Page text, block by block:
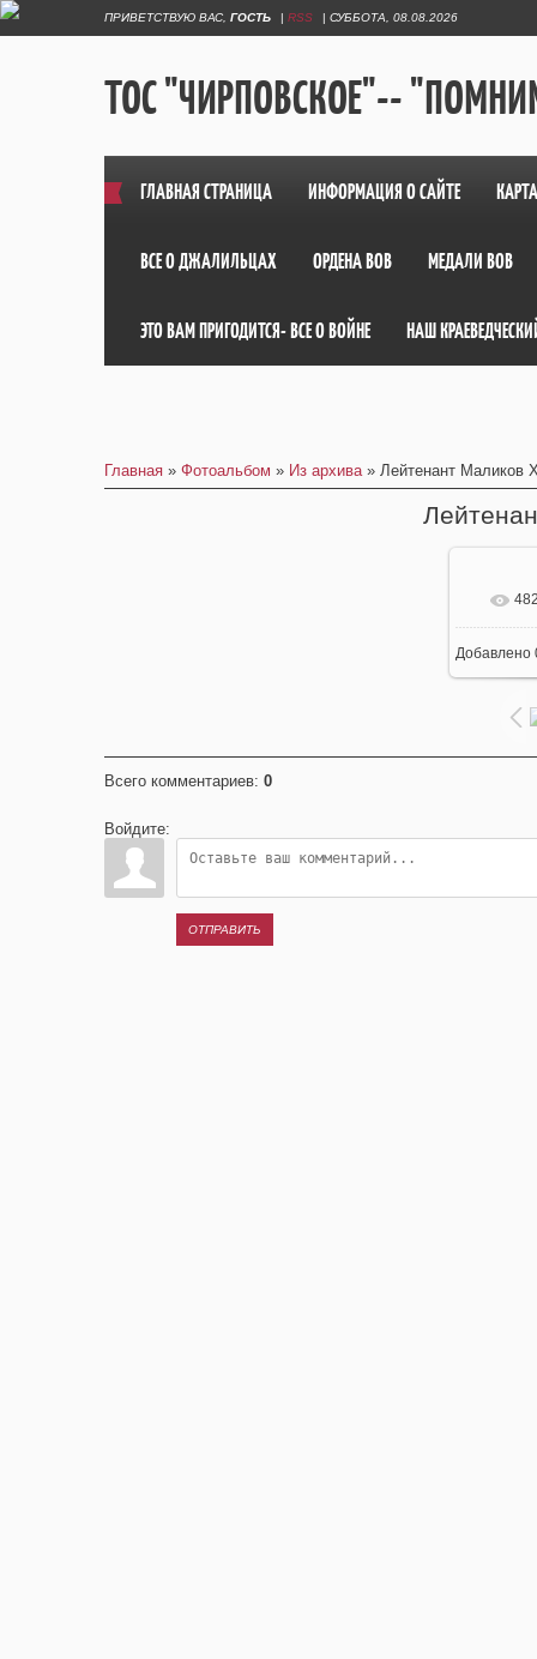
ПРИВЕТСТВУЮ ВАС ГОСТЬ | RSS | СУББОТА, 08.08.2026
ТОС "ЧИРПОВСКОЕ"--
ГЛАВНАЯ СТРАНИЦА ИНФОРМАЦИЯ О САЙТЕ
ВСЕ О ДЖАЛИЛЬЦАХ ОРДЕНА ВОВ МЕДАЛИ ВОВ
ЭТО ВАМ ПРИГОДИТСЯ- ВСЕ О ВОЙНЕ НАШ
Главная » Фотоальбом » Из архива» Лейтенант Маликов
В
Добавлено
Всего комментариев: 0
Войдите:
ОТПРАВИТЬ